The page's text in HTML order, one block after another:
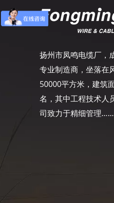
扬州市凤鸣电缆厂，
专业制造商，坐落在
50000平方米，建筑
名，其中工程技术人
司致力于精细管理……